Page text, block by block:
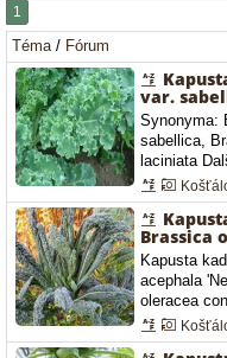
Téma/ Fórum
var.
Synonyma:
sabellica,
laciniata
Čeleď:
kadeřávek -
výsevu:
červen,
prosinec,
Brassica
Kapusta
acephala
oleracea
oleracea
kadeřávek,